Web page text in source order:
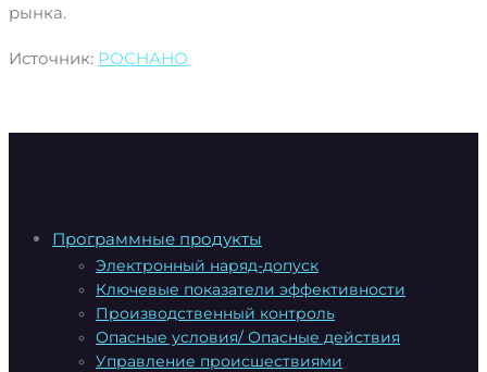
рынка.
Источник: РОСНАНО
Программные продукты
Электронный наряд-допуск
Ключевые показатели эффективности
Производственный контроль
Опасные условия/ Опасные действия
Управление происшествиями